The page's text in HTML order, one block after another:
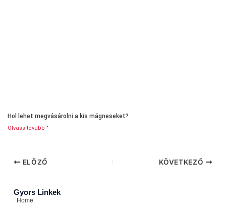
Hol lehet megvásárolni a kis mágneseket?
Olvass tovább "
ELŐZŐ KÖVETKEZŐ
Gyors Linkek
Home